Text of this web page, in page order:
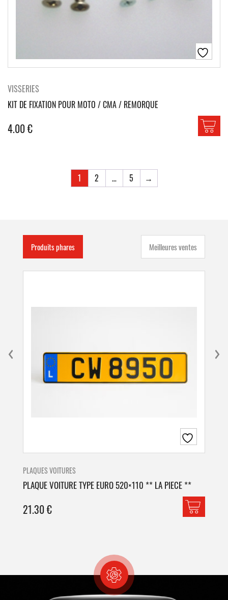
VISSERIES
KIT DE FIXATION POUR MOTO / CMA / REMORQUE
4.00€
1 2 … 5 →
Produits phares Meilleures ventes
PLAQUES VOITURES
PLAQUE VOITURE TYPE EURO 520×110 ** LA PIECE **
21.30€